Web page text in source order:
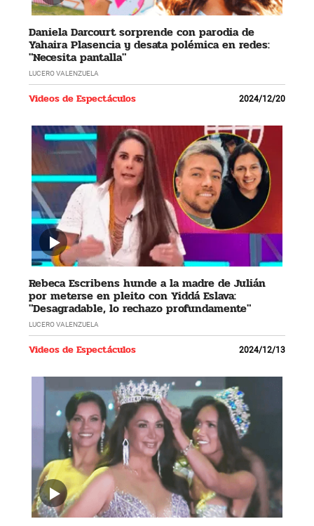
Daniela Darcourt sorprende con parodia de
Yahaira Plasencia y desata polémica en redes:
"Necesita pantalla"
LUCERO VALENZUELA
Videos de Espectáculos 2024/12/20
Rebeca Escribens hunde a la madre de Julián
por meterse en pleito con Yiddá Eslava:
"Desagradable, lo rechazo profundamente"
LUCERO VALENZUELA
Videos de Espectáculos 2024/12/13